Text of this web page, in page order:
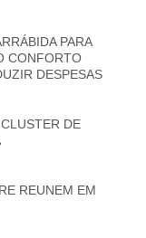
PARA
CONFORTO
DESPESAS
DE
REUNEM EM